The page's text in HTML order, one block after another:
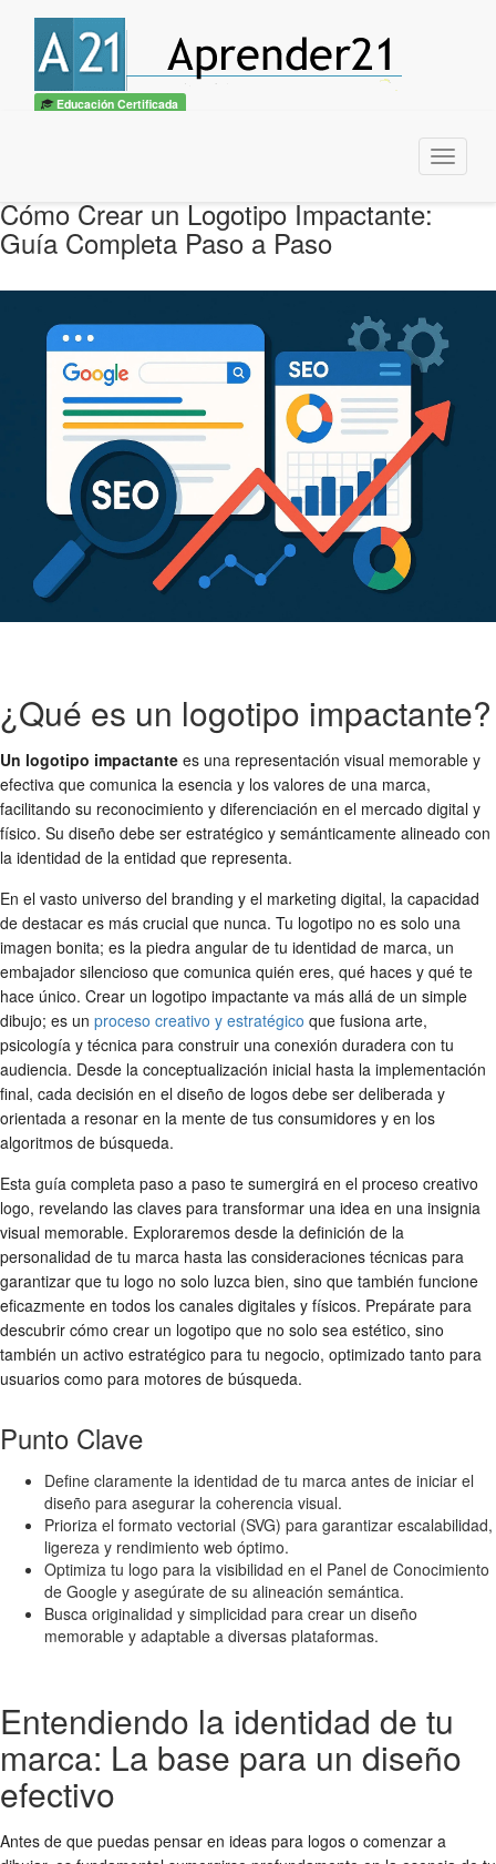
Educación Certificada
Menu
Cómo Crear un Logotipo Impactante:
Guía Completa Paso a Paso
¿Qué es un logotipo impactante?
Un logotipo impactante es una representación visual memorable y
efectiva que comunica la esencia y los valores de una marca,
facilitando su reconocimiento y diferenciación en el mercado digital y
físico. Su diseño debe ser estratégico y semánticamente alineado con
la identidad de la entidad que representa.
En el vasto universo del branding y el marketing digital, la capacidad
de destacar es más crucial que nunca. Tu logotipo no es solo una
imagen bonita; es la piedra angular de tu identidad de marca, un
embajador silencioso que comunica quién eres, qué haces y qué te
hace único. Crear un logotipo impactante va más allá de un simple
dibujo; es un proceso creativo y estratégico que fusiona arte,
psicología y técnica para construir una conexión duradera con tu
audiencia. Desde la conceptualización inicial hasta la implementación
final, cada decisión en el diseño de logos debe ser deliberada y
orientada a resonar en la mente de tus consumidores y en los
algoritmos de búsqueda.
Esta guía completa paso a paso te sumergirá en el proceso creativo
logo, revelando las claves para transformar una idea en una insignia
visual memorable. Exploraremos desde la definición de la
personalidad de tu marca hasta las consideraciones técnicas para
garantizar que tu logo no solo luzca bien, sino que también funcione
eficazmente en todos los canales digitales y físicos. Prepárate para
descubrir cómo crear un logotipo que no solo sea estético, sino
también un activo estratégico para tu negocio, optimizado tanto para
usuarios como para motores de búsqueda.
Punto Clave
Define claramente la identidad de tu marca antes de iniciar el
diseño para asegurar la coherencia visual.
Prioriza el formato vectorial (SVG) para garantizar escalabilidad,
ligereza y rendimiento web óptimo.
Optimiza tu logo para la visibilidad en el Panel de Conocimiento
de Google y asegúrate de su alineación semántica.
Busca originalidad y simplicidad para crear un diseño
memorable y adaptable a diversas plataformas.
Entendiendo la identidad de tu
marca: La base para un diseño
efectivo
Antes de que puedas pensar en ideas para logos o comenzar a